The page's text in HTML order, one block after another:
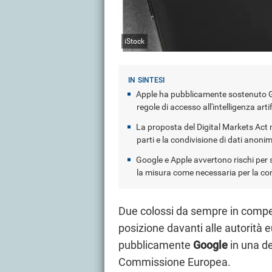
iStock
Apple ha pubblicamente sostenuto
regole di accesso all'intelligenza
La proposta del Digital Markets Act
parti e la condivisione di dati
Google e Apple avvertono rischi
la misura come necessaria per la
Due colossi da sempre in
posizione davanti alle autorità
pubblicamente Google in una
Commissione Europea.